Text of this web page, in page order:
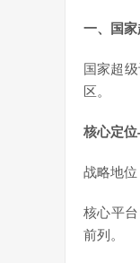
一、国家
国家超
区。
核心定位
战略地
核心平
前列。